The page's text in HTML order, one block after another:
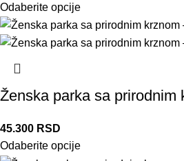
Odaberite opcije
Ženska parka sa prirodnim
45.300 RSD
Odaberite opcije